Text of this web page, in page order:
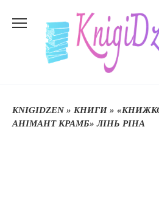
до
KNIGIDZEN» КНИГИ »
АНІМАНТ КРАМБ» ЛІНЬ РІНА